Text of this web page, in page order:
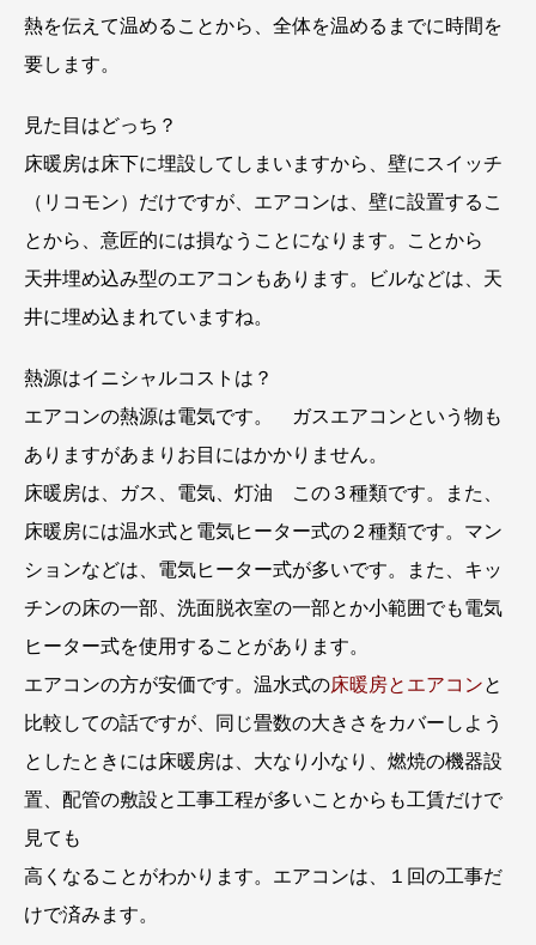
熱を伝えて温めることから、全体を温めるまでに時間を
要します。
見た目はどっち？
床暖房は床下に埋設してしまいますから、壁にスイッチ
（リコモン）だけですが、エアコンは、壁に設置するこ
とから、意匠的には損なうことになります。ことから
天井埋め込み型のエアコンもあります。ビルなどは、天
井に埋め込まれていますね。
熱源はイニシャルコストは？
エアコンの熱源は電気です。 ガスエアコンという物も
ありますがあまりお目にはかかりません。
床暖房は、ガス、電気、灯油 この３種類です。また、
床暖房には温水式と電気ヒーター式の２種類です。マン
ションなどは、電気ヒーター式が多いです。また、キッ
チンの床の一部、洗面脱衣室の一部とか小範囲でも電気
ヒーター式を使用することがあります。
エアコンの方が安価です。温水式の床暖房とエアコンと
比較しての話ですが、同じ畳数の大きさをカバーしよう
としたときには床暖房は、大なり小なり、燃焼の機器設
置、配管の敷設と工事工程が多いことからも工賃だけで
見ても
高くなることがわかります。エアコンは、１回の工事だ
けで済みます。